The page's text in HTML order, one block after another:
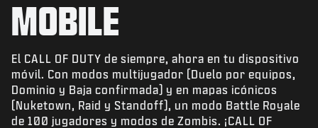
NOTICIAS
TIENDA
ESPORTS
SOPORTE
MOBILE
El CALL OF DUTY de siempre, ahora en tu dispositivo
móvil. Con modos multijugador (Duelo por equipos,
Dominio y Baja confirmada) y en mapas icónicos
(Nuketown, Raid y Standoff), un modo Battle Royale
de 100 jugadores y modos de Zombis. ¡CALL OF